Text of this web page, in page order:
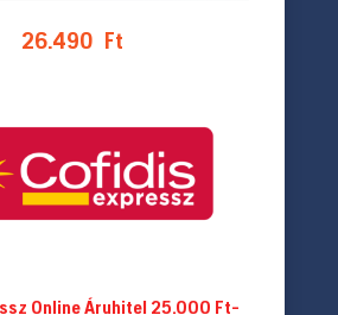
26.490 Ft
Online Áruhitel 25.000 Ft-